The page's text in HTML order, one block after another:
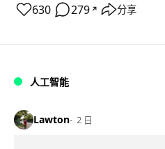
630 279 ↗ 分享
人工智能
Lawton 2 日